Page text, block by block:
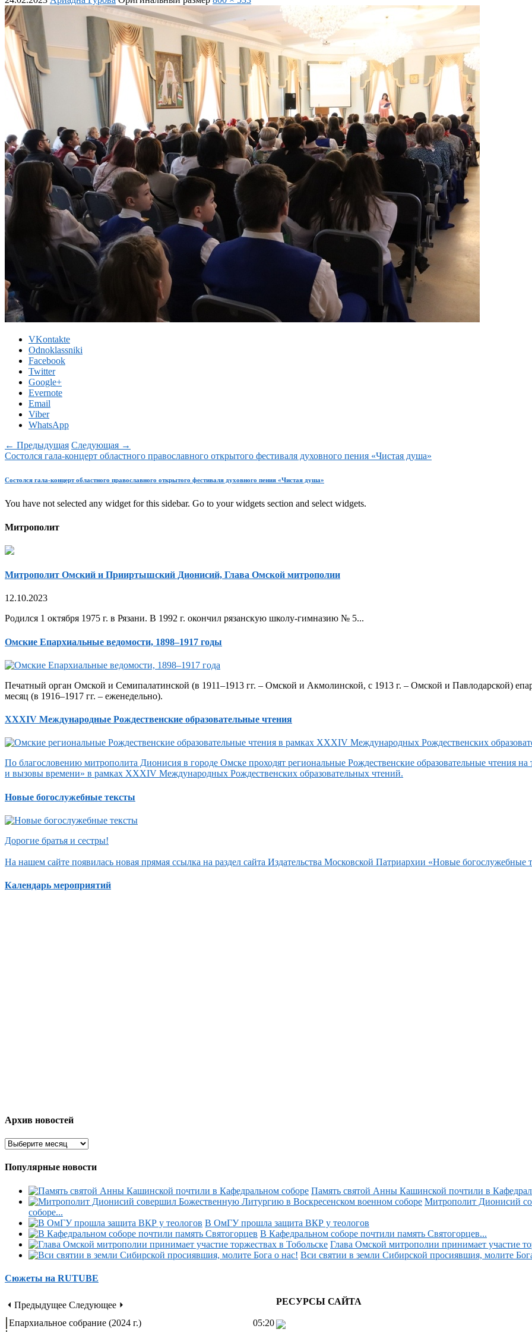
VKontakte
Odnoklassniki
Facebook
Twitter
Google+
Evernote
Email
Viber
WhatsApp
← Предыдущая Следующая →
Состолся гала-концерт областного православного открытого фестиваля духовного пения «Чистая душа»
Состолся гала-концерт областного православного открытого фестиваля духовного пения «Чистая душа»
You have not selected any widget for this sidebar. Go to your widgets section and select widgets.
Митрополит
Митрополит Омский и Прииртышский Дионисий, Глава Омской митрополии
12.10.2023
Родился 1 октября 1975 г. в Рязани. В 1992 г. окончил рязанскую школу-гимназию № 5...
Омские Епархиальные ведомости, 1898–1917 годы
Печатный орган Омской и Семипалатинской (в 1911–1913 гг. – Омской и Акмолинской, с 1913 г. – Омской и Павлодарской)
месяц (в 1916–1917 гг. – еженедельно).
XXXIV Международные Рождественские образовательные чтения
По благословению митрополита Дионисия в городе Омске проходят региональные Рождественские образовательные чтения
и вызовы времени» в рамках XXXIV Международных Рождественских образовательных чтений.
Новые богослужебные тексты
Дорогие братья и сестры!
На нашем сайте появилась новая прямая ссылка на раздел сайта Издательства Московской Патриархии «Новые богослужебные
Календарь мероприятий
Архив новостей
Популярные новости
Память святой Анны Кашинской почтили в
Митрополит Дионисий
соборе...
В ОмГУ прошла защита ВКР у теологов
В Кафедральном соборе почтили память Святогорцев...
Глава Омской митрополии принимает участие
Вси святии в земли Сибирской просиявшия, молите
Сюжеты на RUTUBE
⏴ Предыдущее Следующее ⏵
Епархиальное собрание (2024 г.)
05:20
РЕСУРСЫ САЙТА